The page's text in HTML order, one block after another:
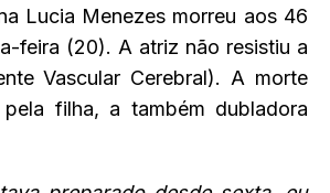
Lucia Menezes morreu aos 46
feira (20). A atriz não resistiu a
Vascular Cerebral). A morte
filha, a também dubladora